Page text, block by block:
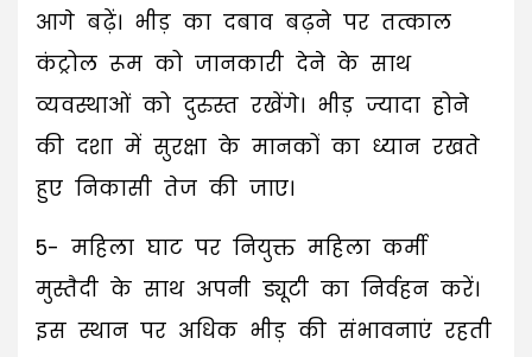
आगे बढ़ें। भीड़ का दबाव बढ़ने पर तत्काल
कंट्रोल रूम को जानकारी देने के साथ
व्यवस्थाओं को दुरुस्त रखेंगे। भीड़ ज्यादा होने
की दशा में सुरक्षा के मानकों का ध्यान रखते
हुए निकासी तेज की जाए।
5- महिला घाट पर नियुक्त महिला कर्मी
मुस्तैदी के साथ अपनी ड्यूटी का निर्वहन करें।
इस स्थान पर अधिक भीड़ की संभावनाएं रहती